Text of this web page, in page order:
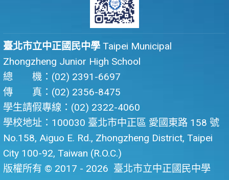
臺北市立中正國民中學 Taipei Municipal
Zhongzheng Junior High School
總 機：(02) 2391-6697
傳 真：(02) 2356-8475
學生請假專線：(02) 2322-4060
學校地址：100030 臺北市中正區 愛國東路 158 號
No.158, Aiguo E. Rd., Zhongzheng District, Taipei
City 100-92, Taiwan (R.O.C.)
版權所有 © 2017 - 2026 臺北市立中正國民中學